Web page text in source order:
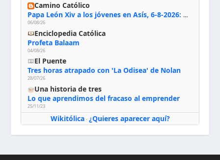
Camino Católico
Papa León Xiv a los jóvenes en Asís, 6-8-2026: «De san Francisco aprendan la radicalidad evangélica: no los vuelve ciegos ni violentos, sino sensibles, atentos, siempre en el seguimiento de Jesús, humildes y acogiendo a todos»
06/08/26
Enciclopedia Católica
Profeta Balaam
04/08/26
El Puente
Tres horas atrapado con 'La Odisea' de Nolan
28/07/26
Una historia de tres
Lo que aprendimos del fracaso al emprender
25/11/23
Wikitólica· ¿Quieres aparecer aquí?